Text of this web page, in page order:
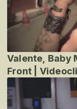
Valente, Baby
Front |